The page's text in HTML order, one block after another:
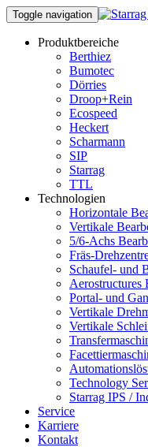
Toggle navigation
Produktbereiche
Berthiez
Bumotec
Dörries
Droop+Rein
Ecospeed
Heckert
Scharmann
SIP
Starrag
TTL
Technologien
Horizontale
Vertikale
5/6-Achs
Fräs-
Schaufel- und
Aerostructures
Portal- und
Vertikale
Vertikale
Technology
Starrag IPS /
Service
Karriere
Kontakt